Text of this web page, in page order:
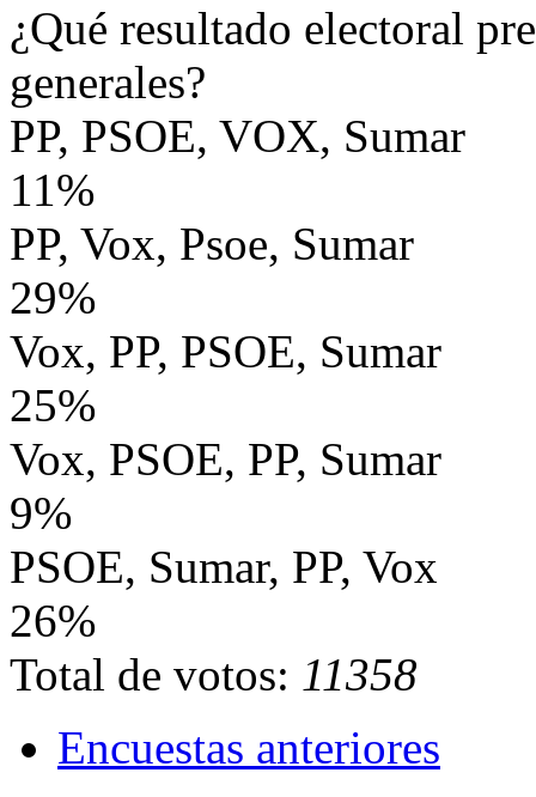
¿Qué resultado electoral
generales?
PP, PSOE, VOX, Sumar
11%
PP, Vox, Psoe, Sumar
29%
Vox, PP, PSOE, Sumar
25%
Vox, PSOE, PP, Sumar
9%
PSOE, Sumar, PP, Vox
26%
Total de votos: 11358
Encuestas anteriores